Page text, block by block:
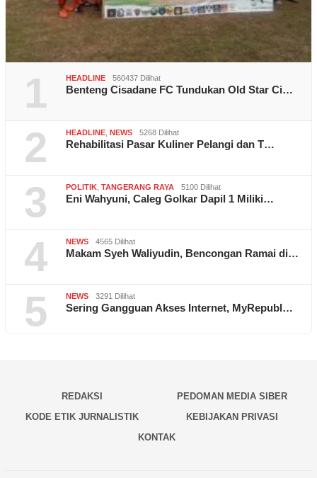
1 HEADLINE 560437 Dilihat
Benteng Cisadane FC Tundukan Old Star Ci…
2 HEADLINE NEWS 5268 Dilihat
Rehabilitasi Pasar Kuliner Pelangi dan T…
3 POLITIK TANGERANG RAYA 5100 Dilihat
Eni Wahyuni, Caleg Golkar Dapil 1 Miliki…
4 NEWS 4565 Dilihat
Makam Syeh Waliyudin, Bencongan Ramai di…
5 NEWS 3291 Dilihat
Sering Gangguan Akses Internet, MyRepubl…
REDAKSI
PEDOMAN MEDIA SIBER
KODE ETIK JURNALISTIK
KEBIJAKAN PRIVASI
KONTAK